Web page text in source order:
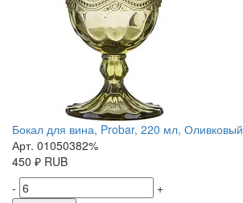
Бокал для вина, Probar, 220 мл, Оливковый
Арт. 01050382%
450 ₽ RUB
-
+